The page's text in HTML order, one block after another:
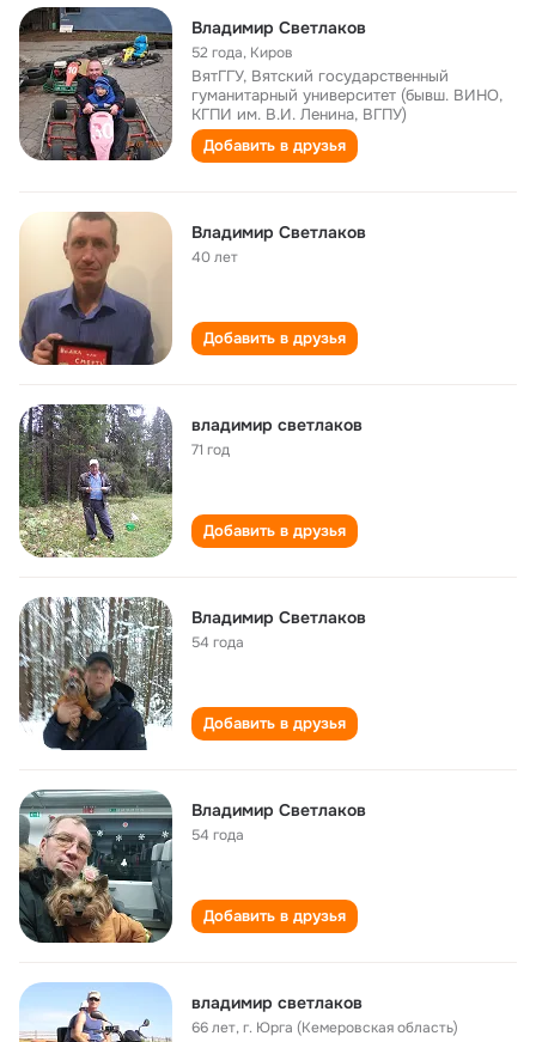
Владимир Светлаков
52 года, Киров
ВятГГУ, Вятский государственный
гуманитарный университет (бывш. ВИНО,
КГПИ им. В.И. Ленина, ВГПУ)
Добавить в друзья
Владимир Светлаков
40 лет
Добавить в друзья
владимир светлаков
71 год
Добавить в друзья
Владимир Светлаков
54 года
Добавить в друзья
Владимир Светлаков
54 года
Добавить в друзья
владимир светлаков
66 лет,г. Юрга (Кемеровская область)